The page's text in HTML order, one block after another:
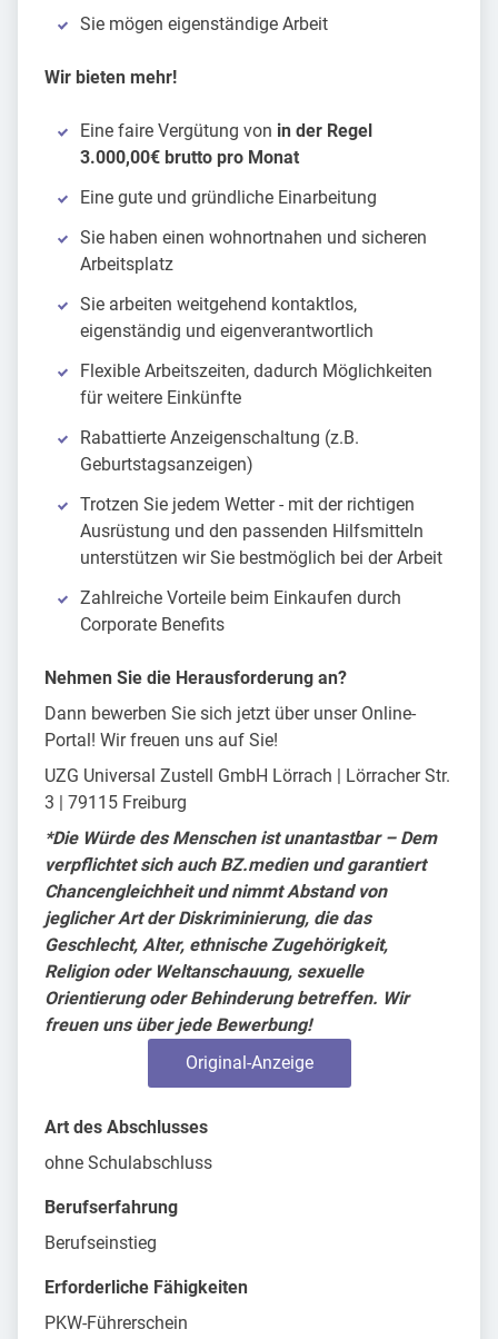
Sie mögen eigenständige Arbeit
Wir bieten mehr!
Eine faire Vergütung von in der Regel
3.000,00€ brutto pro Monat
Eine gute und gründliche Einarbeitung
Sie haben einen wohnortnahen und sicheren
Arbeitsplatz
Sie arbeiten weitgehend kontaktlos,
eigenständig und eigenverantwortlich
Flexible Arbeitszeiten, dadurch Möglichkeiten
für weitere Einkünfte
Rabattierte Anzeigenschaltung (z.B.
Geburtstagsanzeigen)
Trotzen Sie jedem Wetter - mit der richtigen
Ausrüstung und den passenden Hilfsmitteln
unterstützen wir Sie bestmöglich bei der Arbeit
Zahlreiche Vorteile beim Einkaufen durch
Corporate Benefits
Nehmen Sie die Herausforderung an?
Dann bewerben Sie sich jetzt über unser Online-
Portal! Wir freuen uns auf Sie!
UZG Universal Zustell GmbH Lörrach | Lörracher Str.
3 | 79115 Freiburg
*Die Würde des Menschen ist unantastbar – Dem
verpflichtet sich auch BZ.medien und garantiert
Chancengleichheit und nimmt Abstand von
jeglicher Art der Diskriminierung, die das
Geschlecht, Alter, ethnische Zugehörigkeit,
Religion oder Weltanschauung, sexuelle
Orientierung oder Behinderung betreffen. Wir
freuen uns über jede Bewerbung!
Original-Anzeige
Art des Abschlusses
ohne Schulabschluss
Berufserfahrung
Berufseinstieg
Erforderliche Fähigkeiten
PKW-Führerschein